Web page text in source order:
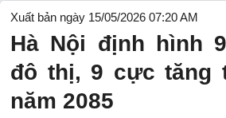
Xuất bản ngày 15/05/2026 07:20 AM
Hà Nội định hình
đô thị, 9 cực tăng
năm 2085